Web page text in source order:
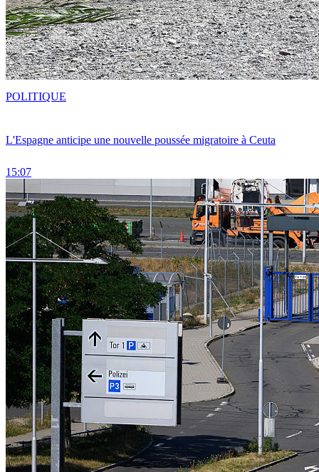
L'Espagne anticipe une nouvelle poussée migratoire à Ceuta
15:07
POLITIQUE